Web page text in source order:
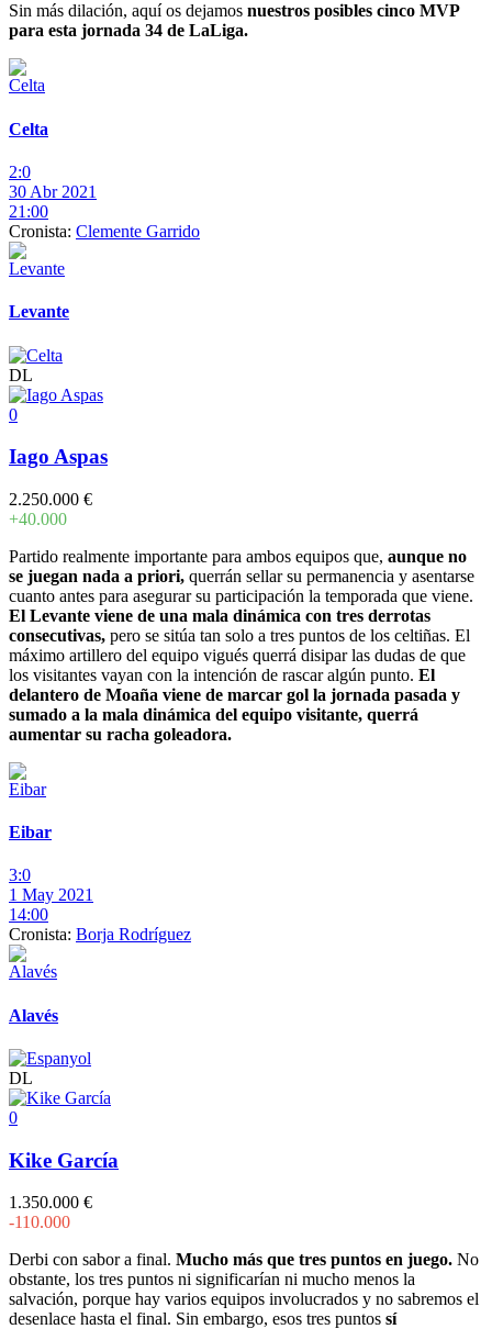
Sin más dilación, aquí os dejamos nuestros posibles cinco MVP
para esta jornada 34 de LaLiga.
Celta
2:0
30 Abr 2021
21:00
Cronista: Clemente Garrido
Levante
DL
0
Iago Aspas
2.250.000 €
+40.000
Partido realmente importante para ambos equipos que, aunque no
se juegan nada a priori, querrán sellar su permanencia y asentarse
cuanto antes para asegurar su participación la temporada que viene.
El Levante viene de una mala dinámica con tres derrotas
consecutivas, pero se sitúa tan solo a tres puntos de los celtiñas. El
máximo artillero del equipo vigués querrá disipar las dudas de que
los visitantes vayan con la intención de rascar algún punto. El
delantero de Moaña viene de marcar gol la jornada pasada y
sumado a la mala dinámica del equipo visitante, querrá
aumentar su racha goleadora.
Eibar
3:0
1 May 2021
14:00
Cronista: Borja Rodríguez
Alavés
DL
0
Kike García
1.350.000 €
-110.000
Derbi con sabor a final. Mucho más que tres puntos en juego. No
obstante, los tres puntos ni significarían ni mucho menos la
salvación, porque hay varios equipos involucrados y no sabremos el
desenlace hasta el final. Sin embargo, esos tres puntos sí